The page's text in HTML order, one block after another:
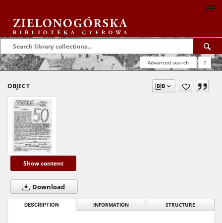
Advanced search ?
OBJECT
Show content
Download
DESCRIPTION INFORMATION STRUCTURE